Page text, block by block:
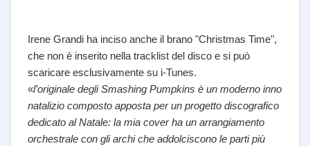
Irene Grandi ha inciso anche il brano "Christmas Time",
che non è inserito nella tracklist del disco e si può
scaricare esclusivamente su i-Tunes.
«l’originale degli Smashing Pumpkins è un moderno inno
natalizio composto apposta per un progetto discografico
dedicato al Natale: la mia cover ha un arrangiamento
orchestrale con gli archi che addolciscono le parti più